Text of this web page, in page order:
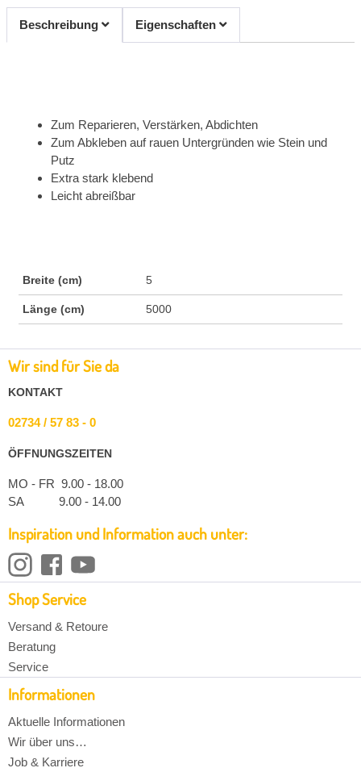
Beschreibung Eigenschaften
Zum Reparieren, Verstärken, Abdichten
Zum Abkleben auf rauen Untergründen wie Stein und
Putz
Extra stark klebend
Leicht abreißbar
Breite (cm) 5
Länge (cm) 5000
Wir sind für Sie da
KONTAKT
02734 / 57 83 - 0
ÖFFNUNGSZEITEN
MO - FR 9.00 - 18.00
SA 9.00 - 14.00
Inspiration und Information auch unter:
Shop Service
Versand & Retoure
Beratung
Service
Informationen
Aktuelle Informationen
Wir über uns…
Job & Karriere